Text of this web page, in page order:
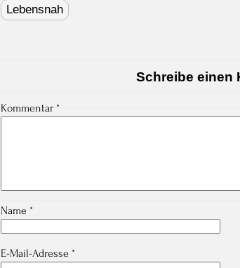
navigation
Lebensnah
Schreibe einen
Kommentar *
Name *
E-Mail-Adresse *